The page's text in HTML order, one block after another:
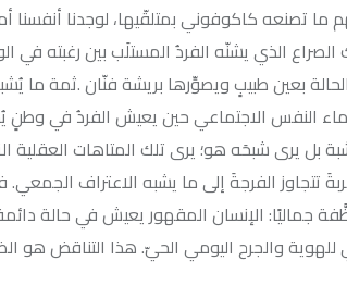
بمتلقّيها، لوجدنا أنفسنا أمام
الفردُ المستلَب بين رغبته في الوجود
بريشة فنّان .ثمة ما يُشبه الصدمة
حين يعيش الفردُ في وطنٍ يُحبّه
يرى تلك المتاهات العقلية التي يسلكها
إلى ما يشبه الاعتراف الجمعي. في هذا
المقهور يعيش في حالة دائمة من التناقض
اليومي الحيّ. هذا التناقض هو الضجيج، وهو